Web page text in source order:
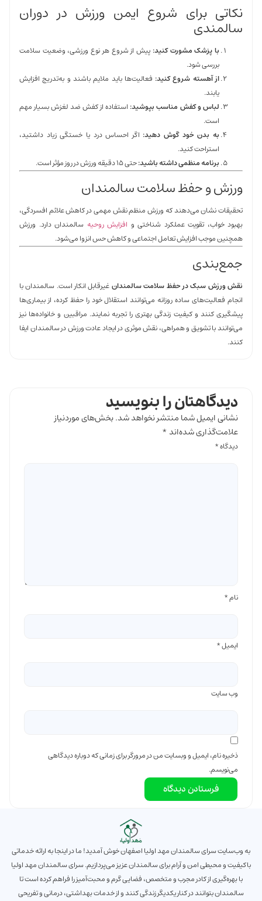
نکاتی برای شروع ایمن ورزش در دوران
سالمندی
با پزشک مشورت کنید: پیش از شروع هر نوع ورزشی، وضعیت سلامت
بررسی شود.
از آهسته شروع کنید: فعالیت‌ها باید ملایم باشند و به‌تدریج افزایش
یابند.
لباس و کفش مناسب بپوشید: استفاده از کفش ضد لغزش بسیار مهم
است.
به بدن خود گوش دهید: اگر احساس درد یا خستگی زیاد داشتید،
استراحت کنید.
برنامه منظمی داشته باشید:حتی ۱۵ دقیقه ورزش در روز مؤثر است.
ورزش و حفظ سلامت سالمندان
تحقیقات نشان می‌دهند که ورزش منظم نقش مهمی در کاهش علائم افسردگی،
بهبود خواب، تقویت عملکرد شناختی و افزایش روحیه سالمندان دارد. ورزش
همچنین موجب افزایش تعامل اجتماعی و کاهش حس انزوا می‌شود.
جمع‌بندی
نقش ورزش سبک در حفظ سلامت سالمندانغیرقابل انکار است. سالمندان با
انجام فعالیت‌های ساده روزانه می‌توانند استقلال خود را حفظ کرده، از بیماری‌ها
پیشگیری کنند و کیفیت زندگی بهتری را تجربه نمایند. مراقبین و خانواده‌ها نیز
می‌توانند با تشویق و همراهی، نقش موثری در ایجاد عادت ورزش در سالمندان ایفا
کنند.
دیدگاهتان را بنویسید
نشانی ایمیل شما منتشر نخواهد شد.بخش‌های موردنیاز
علامت‌گذاری شده‌اند *
دیدگاه*
نام*
ایمیل*
وب‌ سایت
ذخیره نام، ایمیل و وبسایت من در مرورگر برای زمانی که دوباره دیدگاهی
می‌نویسم.
به وب‌سایت سرای سالمندان مهد اولیا اصفهان خوش آمدید! ما در اینجا به ارائه خدماتی
باکیفیت و محیطی امن و آرام برای سالمندان عزیز می‌پردازیم. سرای سالمندان مهد اولیا
با بهره‌گیری از کادر مجرب و متخصص، فضایی گرم و محبت‌آمیز را فراهم کرده است تا
سالمندان بتوانند در کنار یکدیگر زندگی کنند و از خدمات بهداشتی، درمانی و تفریحی